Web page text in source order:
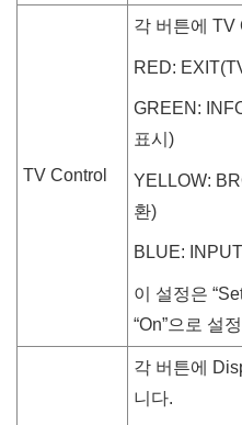
TV Control
각 버튼에 TV
RED: EXIT
GREEN :
표시)
YELLOW:
환)
BLUE: INPUT
이 설정은 “
“On”으로 설
각 버튼에
니다.